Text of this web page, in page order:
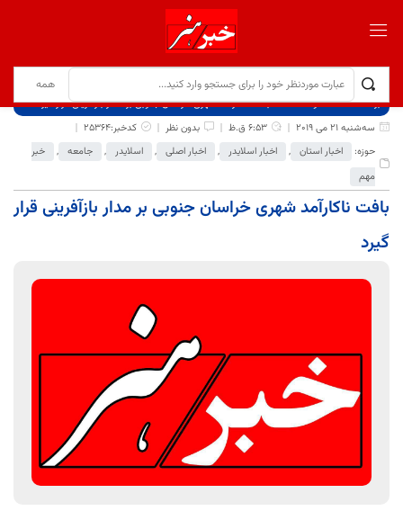
برگ نخست نوشته‌ها
بافت ناکارآمد شهری خراسان جنوبی بر مدار بازآفرینی قرار گیرد
سه‌شنبه 21 می 2019
6:53 ق.ظ بدون نظر
کدخبر:25364
حوزه:
اخبار استان , اخبار اسلایدر , اخبار اصلی , اسلایدر , جامعه ,
خبر
مهم
بافت ناکارآمد شهری خراسان جنوبی بر مدار بازآفرینی قرار
گیرد